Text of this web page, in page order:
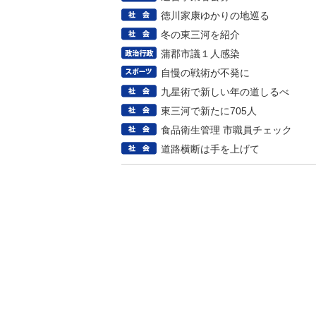
徳川家康ゆかりの地巡る
冬の東三河を紹介
蒲郡市議１人感染
自慢の戦術が不発に
九星術で新しい年の道しるべ
東三河で新たに705人
食品衛生管理 市職員チェック
道路横断は手を上げて